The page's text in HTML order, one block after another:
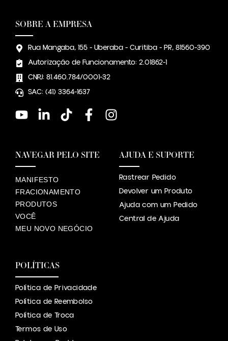
SOBRE A EMPRESA
Rua Mangaba, 155 - Uberaba - Curitiba - PR, 81560-390
Autorização de Funcionamento: 2.01862-1
CNPJ: 81.460.784/0001-32
SAC: (41) 3364-1637
NAVEGAR PELO SITE
MANIFESTO
FRACIONAMENTO
PRODUTOS
VOCÊ
MEU NOVO NEGÓCIO
AJUDA E SUPORTE
Rastrear Pedido
Devolver um Produto
Ajuda com um Pedido
Central de Ajuda
POLÍTICAS
Política de Privacidade
Política de Reembolso
Política de Troca
Termos de Uso